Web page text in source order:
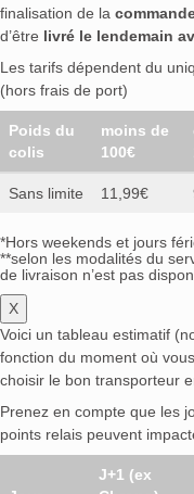
finalisation de la
d’être livré le lendemain
Les tarifs dépendent du
(hors frais de port)
Poids du
colis
moins de
100€
Sans limite 11,99€
*Hors weekends et jours
**selon les modalités du
de livraison n’est pas
X
Voici un tableau estimatif
fonction du moment où
choisir le bon transporteur
Prenez en compte que les
points relais peuvent
J+1 (ex